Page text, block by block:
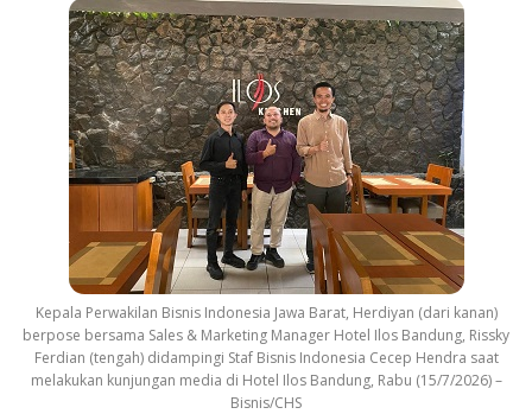
Kepala Perwakilan Bisnis Indonesia Jawa Barat, Herdiyan (dari kanan)
berpose bersama Sales & Marketing Manager Hotel Ilos Bandung, Rissky
Ferdian (tengah) didampingi Staf Bisnis Indonesia Cecep Hendra saat
melakukan kunjungan media di Hotel Ilos Bandung, Rabu (15/7/2026) –
Bisnis/CHS